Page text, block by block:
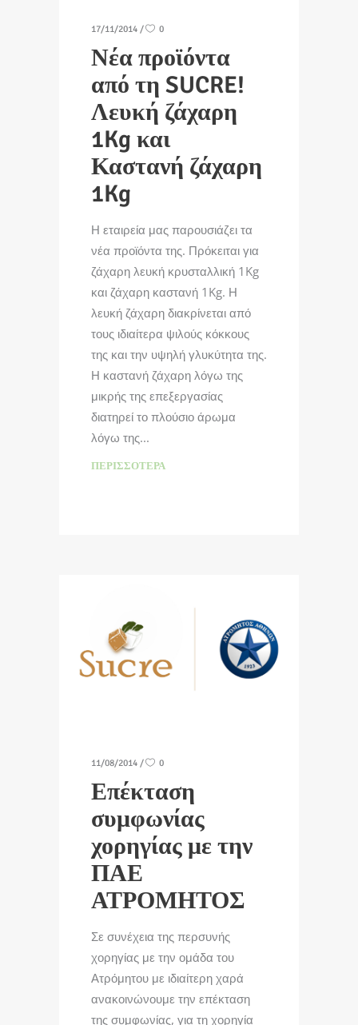
17/11/2014 0
Νέα προϊόντα
από τη SUCRE!
Λευκή ζάχαρη
1Kg και
Καστανή ζάχαρη
1Kg
Η εταιρεία μας παρουσιάζει τα
νέα προϊόντα της. Πρόκειται για
ζάχαρη λευκή κρυσταλλική 1Kg
και ζάχαρη καστανή 1Kg. Η
λευκή ζάχαρη διακρίνεται από
τους ιδιαίτερα ψιλούς κόκκους
της και την υψηλή γλυκύτητα της.
Η καστανή ζάχαρη λόγω της
μικρής της επεξεργασίας
διατηρεί το πλούσιο άρωμα
λόγω της
ΠΕΡΙΣΣΌΤΕΡΑ
11/08/2014 0
Επέκταση
συμφωνίας
χορηγίας με την
ΠΑΕ
ΑΤΡΟΜΗΤΟΣ
Σε συνέχεια της περσυνής
χορηγίας με την ομάδα του
Ατρόμητου με ιδιαίτερη χαρά
ανακοινώνουμε την επέκταση
της συμφωνίας, για τη χορηγία